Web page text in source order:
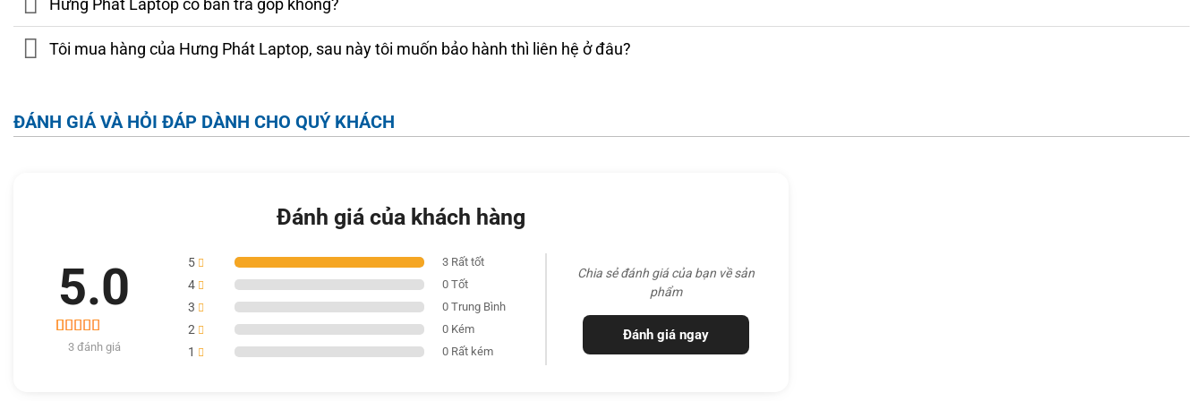
MÀN HÌNH
thiết kế lại kết hợp với logo HP hoàn toàn mới.
Hưng Phát Laptop có bán trả góp không?
Tôi mua hàng của Hưng Phát Laptop, sau này tôi muốn bảo hành thì liên hệ ở đâu?
ĐÁNH GIÁ VÀ HỎI ĐÁP DÀNH CHO QUÝ KHÁCH
Đánh giá của khách hàng
5.0
5.03 đánh giá
5 3 Rất tốt
4 0 Tốt
3 0 Trung Bình
2 0 Kém
1 0 Rất kém
Chia sẻ đánh giá của bạn về sản
phẩm
Đánh giá ngay